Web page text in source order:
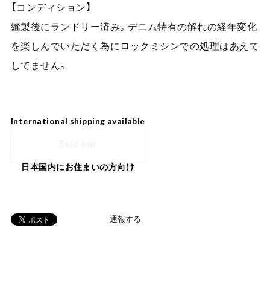
【コンディション】
縫製後にランドリー済み。デニム特有の解れの経年変化
を楽しんでいただく為にロックミシンでの処理はあえて
してません。
International shipping available
日本国内にお住まいの方向け
通報する